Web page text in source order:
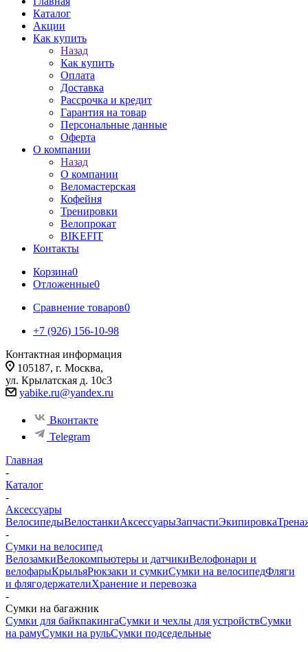
Каталог
Акции
Как купить
Назад
Как купить
Оплата
Доставка
Рассрочка и кредит
Гарантия на товар
Персональные данные
Оферта
О компании
Назад
О компании
Веломастерская
Кофейня
Тренировки
Велопрокат
BIKEFIT
Контакты
Корзина0
Отложенные0
Сравнение товаров0
+7 (926) 156-10-98
Контактная информация
105187, г. Москва,
ул. Крылатская д. 10с3
yabike.ru@yandex.ru
Вконтакте
Telegram
Главная
-
Каталог
-
Аксессуары
ВелосипедыВелостанкиАксессуарыЗапчастиЭкипировка
-
Сумки на велосипед
ВелозамкиВелокомпьютеры и датчикиВелофонари и
велофарыКрыльяРюкзаки и сумкиСумки на велосипедФляги
и флягодержателиХранение и перевозка
-
Сумки на багажник
Сумки для байкпакингаСумки и чехлы для устройствСумки
на рамуСумки на рульСумки подседельные